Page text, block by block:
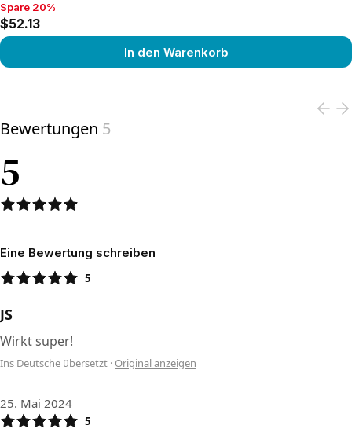
Spare 20%, $52.13
Spare 20%
$52.13
In den Warenkorb
Bewertungen 5
5
Eine Bewertung schreiben
5
JS
Wirkt super!
Ins Deutsche übersetzt · Original anzeigen
25. Mai 2024
5